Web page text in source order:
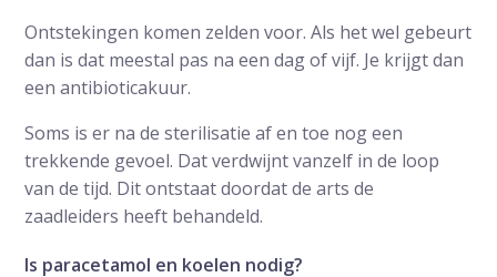
Ontstekingen komen zelden voor. Als het wel gebeurt
dan is dat meestal pas na een dag of vijf. Je krijgt dan
een antibioticakuur.
Soms is er na de sterilisatie af en toe nog een
trekkende gevoel. Dat verdwijnt vanzelf in de loop
van de tijd. Dit ontstaat doordat de arts de
zaadleiders heeft behandeld.
Is paracetamol en koelen nodig?